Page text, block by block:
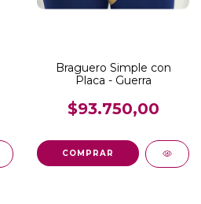
Braguero Simple con
Placa - Guerra
$93.750,00
COMPRAR